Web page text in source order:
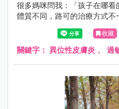
很多媽咪問我：「孩子在哪
體質不同，路可的治療方式不
長還是要請醫生診斷，才能做
收藏
關鍵字： 異位性皮膚炎 、 過